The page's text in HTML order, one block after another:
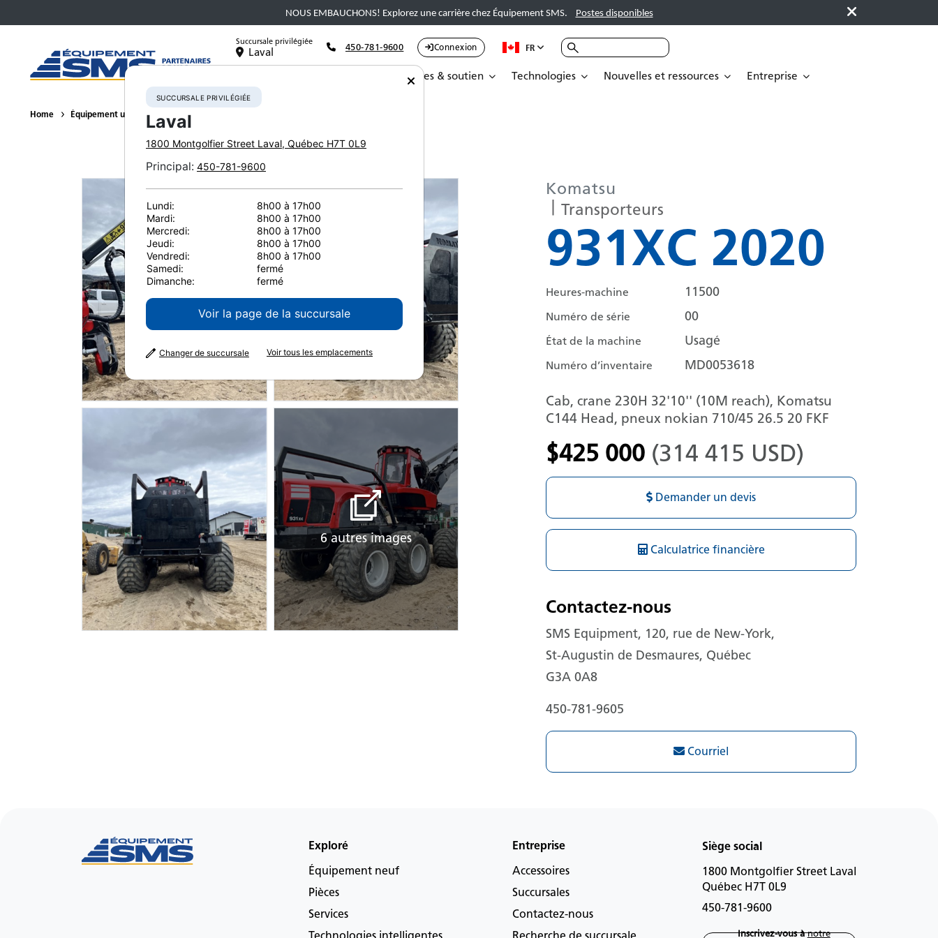
NOUS EMBAUCHONS! Explorez une carrière chez Équipement SMS. Postes disponibles
Succursale privilégiée
Laval 450-781-9600 Connexion FR
Services & soutien Technologies Nouvelles et ressources Entreprise
Home Équipement usagé Transporteurs
6 autres images
Komatsu
Transporteurs
931XC 2020
Heures-machine 11500
Numéro de série 00
État de la machine Usagé
Numéro d’inventaire MD0053618
Cab, crane 230H 32'10'' (10M reach), Komatsu
C144 Head, pneux nokian 710/45 26.5 20 FKF
$425 000 (314 415 USD)
Demander un devis
Calculatrice financière
Contactez-nous
SMS Equipment, 120, rue de New-York,
St-Augustin de Desmaures, Québec
G3A 0A8
450-781-9605
Courriel
Exploré
Équipement neuf
Pièces
Services
Entreprise
Accessoires
Succursales
Contactez-nous
Siège social
1800 Montgolfier Street Laval
Québec H7T 0L9
450-781-9600
Inscrivez-vous ànotre
SUCCURSALE PRIVILÉGIÉE
Laval
1800 Montgolfier Street Laval, Québec H7T 0L9
Principal: 450-781-9600
Lundi:
8h00 à 17h00
Mardi:
8h00 à 17h00
Mercredi:
8h00 à 17h00
Jeudi:
8h00 à 17h00
Vendredi:
8h00 à 17h00
Samedi:
fermé
Dimanche:
fermé
Voir la page de la succursale
Changer de succursale Voir tous les emplacements